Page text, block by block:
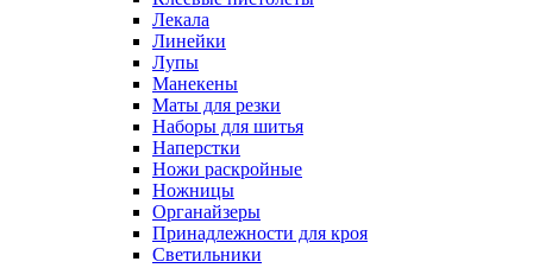
Лекала
Линейки
Лупы
Манекены
Маты для резки
Наборы для шитья
Наперстки
Ножи раскройные
Ножницы
Органайзеры
Принадлежности для кроя
Светильники